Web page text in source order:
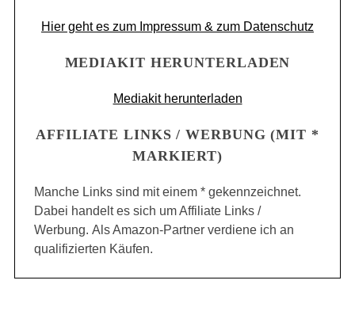
Hier geht es zum Impressum & zum Datenschutz
MEDIAKIT HERUNTERLADEN
Mediakit herunterladen
AFFILIATE LINKS / WERBUNG (MIT *
MARKIERT)
Manche Links sind mit einem * gekennzeichnet.
Dabei handelt es sich um Affiliate Links /
Werbung. Als Amazon-Partner verdiene ich an
qualifizierten Käufen.